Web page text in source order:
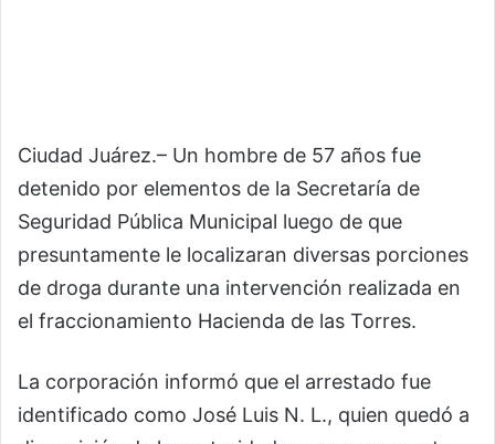
Ciudad Juárez.– Un hombre de 57 años fue
detenido por elementos de la Secretaría de
Seguridad Pública Municipal luego de que
presuntamente le localizaran diversas porciones
de droga durante una intervención realizada en
el fraccionamiento Hacienda de las Torres.
La corporación informó que el arrestado fue
identificado como José Luis N. L., quien quedó a